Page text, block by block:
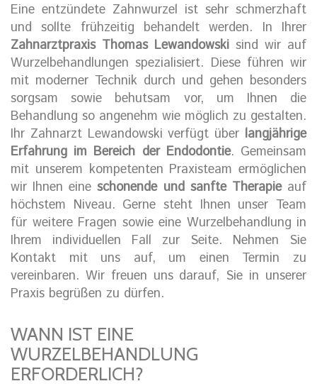
Eine entzündete Zahnwurzel ist sehr schmerzhaft
und sollte frühzeitig behandelt werden. In Ihrer
Zahnarztpraxis Thomas Lewandowski sind wir auf
Wurzelbehandlungen spezialisiert. Diese führen wir
mit moderner Technik durch und gehen besonders
sorgsam sowie behutsam vor, um Ihnen die
Behandlung so angenehm wie möglich zu gestalten.
Ihr Zahnarzt Lewandowski verfügt über langjährige
Erfahrung im Bereich der Endodontie. Gemeinsam
mit unserem kompetenten Praxisteam ermöglichen
wir Ihnen eineschonende und sanfte Therapieauf
höchstem Niveau. Gerne steht Ihnen unser Team
für weitere Fragen sowie eine Wurzelbehandlung in
Ihrem individuellen Fall zur Seite. Nehmen Sie
Kontakt mit uns auf, um einen Termin zu
vereinbaren. Wir freuen uns darauf, Sie in unserer
Praxis begrüßen zu dürfen.
WANN IST EINE
WURZELBEHANDLUNG
ERFORDERLICH?